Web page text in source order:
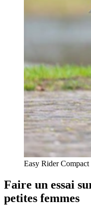
Easy Rider
Faire un essai
petites femmes